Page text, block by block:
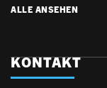
ALLE ANSEHEN
KONTAKT